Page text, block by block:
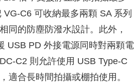
C6 可收納最多兩顆 SA 系列
同的防塵防潑水設計。此外，
USB PD 外接電源同時對兩顆電
C2 則允許使用 USB Type-C
適合長時間拍攝或棚拍使用。